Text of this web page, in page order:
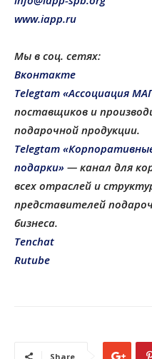
www.iapp.ru
Мы в соц. сетях:
Вконтакте
Telegtam «Ассоциация
поставщиков и
подарочной продукции.
Telegtam
подарки» — канал для
всех отраслей и
представителей
бизнеса.
Tenchat
Rutube
Share